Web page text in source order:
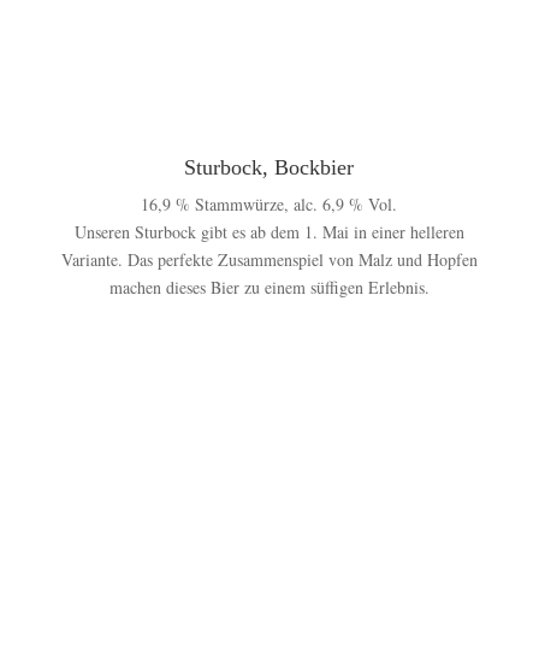
Sturbock, Bockbier
16,9 % Stammwürze, alc. 6,9 % Vol.
Unseren Sturbock gibt es ab dem 1. Mai in einer helleren
Variante. Das perfekte Zusammenspiel von Malz und Hopfen
machen dieses Bier zu einem süffigen Erlebnis.